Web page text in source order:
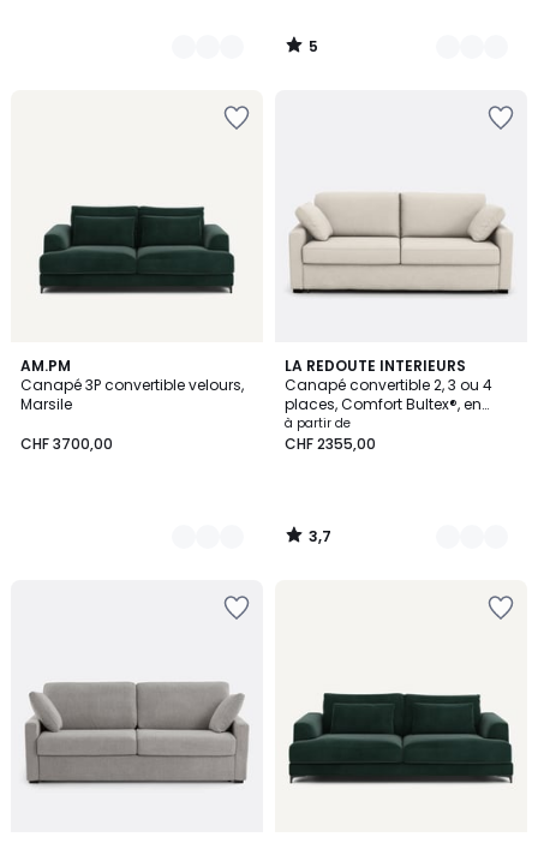
5
/
AM.PM
Canapé 3P convertible velours,
Marsile
CHF 3700,00
17
Couleurs
LA REDOUTE INTERIEURS
Canapé convertible 2, 3 ou 4
places, Comfort Bultex®, en
polyester, TIMOR
à partir de
CHF 2355,00
3,7
/ 5
3
Couleurs
3,7
/